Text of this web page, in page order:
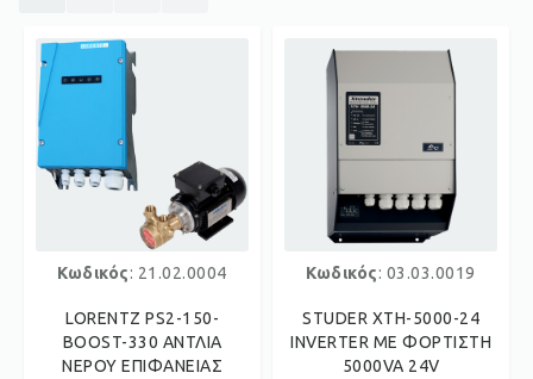
Κωδικός: 21.02.0004
LORENTZ PS2-150-
BOOST-330 ΑΝΤΛΙΑ
ΝΕΡΟΥ ΕΠΙΦΑΝΕΙΑΣ
Κωδικός: 03.03.0019
STUDER XTH-5000-24
INVERTER ME ΦΟΡΤΙΣΤΗ
5000VA 24V